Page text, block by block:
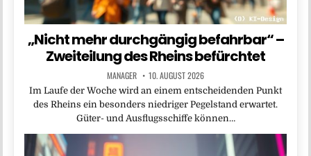
„Nicht mehr durchgängig befahrbar“ –
Zweiteilung des Rheins befürchtet
MANAGER 10. AUGUST 2026
Im Laufe der Woche wird an einem entscheidenden Punkt
des Rheins ein besonders niedriger Pegelstand erwartet.
Güter- und Ausflugsschiffe können…